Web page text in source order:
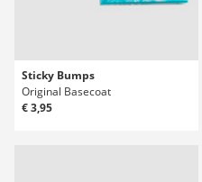
Sticky Bumps
Original Basecoat
€ 3,95